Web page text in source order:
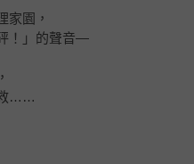
家園，
！」的聲音―
救……